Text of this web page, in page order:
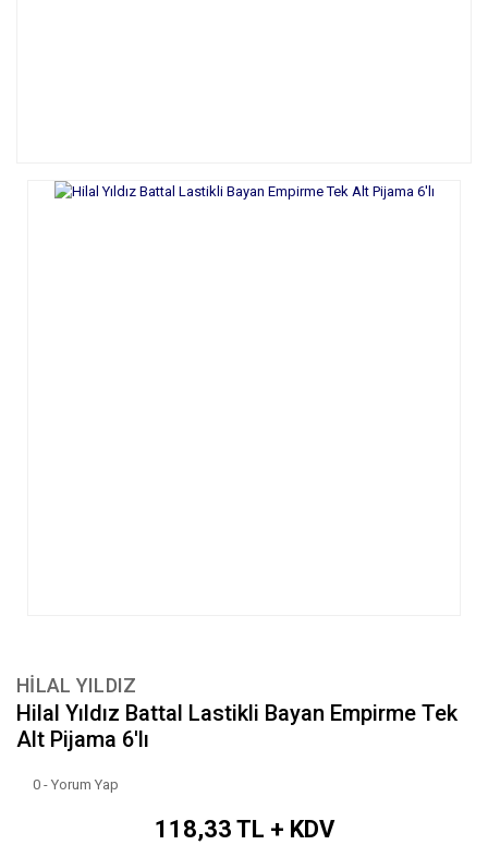
HİLAL YILDIZ
Hilal Yıldız Battal Lastikli Bayan Empirme Tek
Alt Pijama 6'lı
0 - Yorum Yap
118,33 TL + KDV